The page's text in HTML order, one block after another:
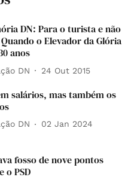
DN: Para o turista e não
o Elevador da Glória
anos
DN 24 Out 2015
salários, mas também os
DN 02 Jan 2024
fosso de nove pontos
o PSD